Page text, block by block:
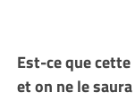
Est-ce que
et on ne le